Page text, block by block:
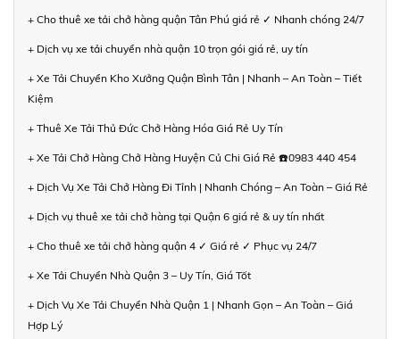
+ Cho thuê xe tải chở hàng quận Tân Phú giá rẻ ✓ Nhanh chóng 24/7
+ Dịch vụ xe tải chuyển nhà quận 10 trọn gói giá rẻ, uy tín
+ Xe Tải Chuyển Kho Xưởng Quận Bình Tân | Nhanh – An Toàn – Tiết
Kiệm
+ Thuê Xe Tải Thủ Đức Chở Hàng Hóa Giá Rẻ Uy Tín
+ Xe Tải Chở Hàng Chở Hàng Huyện Củ Chi Giá Rẻ ☎️0983 440 454
+ Dịch Vụ Xe Tải Chở Hàng Đi Tỉnh | Nhanh Chóng – An Toàn – Giá Rẻ
+ Dịch vụ thuê xe tải chở hàng tại Quận 6 giá rẻ & uy tín nhất
+ Cho thuê xe tải chở hàng quận 4 ✓ Giá rẻ ✓ Phục vụ 24/7
+ Xe Tải Chuyển Nhà Quận 3 – Uy Tín, Giá Tốt
+ Dịch Vụ Xe Tải Chuyển Nhà Quận 1 | Nhanh Gọn – An Toàn – Giá
Hợp Lý